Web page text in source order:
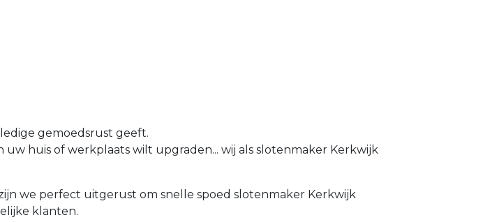
gemoedsrust geeft.
huis of werkplaats wilt upgraden... wij als slotenmaker Kerkwijk
we perfect uitgerust om snelle spoed slotenmaker Kerkwijk
klanten.